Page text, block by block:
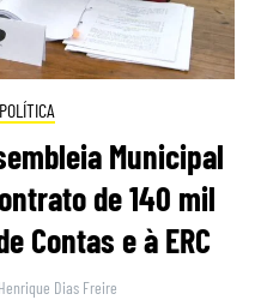
POLÍTICA
Municipal
de 140 mil
Contas e à ERC
Henrique Dias Freire